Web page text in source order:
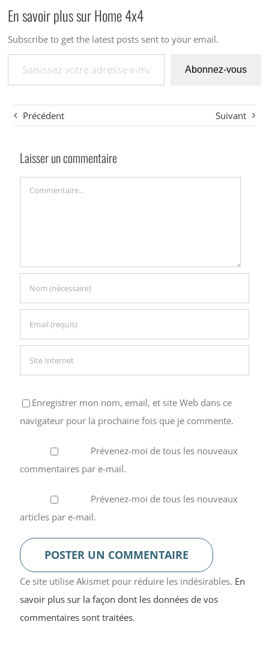
En savoir plus sur Home 4x4
Subscribe to get the latest posts sent to your email.
Saisissez votre adresse e-mail…
Abonnez-vous
Précédent Suivant
Laisser un commentaire
Commentaire
Enregistrer mon nom, email, et site Web dans ce
navigateur pour la prochaine fois que je commente.
Prévenez-moi de tous les nouveaux
commentaires par e-mail.
Prévenez-moi de tous les nouveaux
articles par e-mail.
Ce site utilise Akismet pour réduire les indésirables. En
savoir plus sur la façon dont les données de vos
commentaires sont traitées.